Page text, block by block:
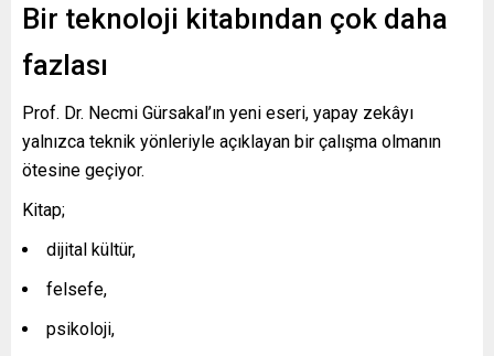
Bir teknoloji kitabından çok daha
fazlası
Prof. Dr. Necmi Gürsakal’ın yeni eseri, yapay zekâyı
yalnızca teknik yönleriyle açıklayan bir çalışma olmanın
ötesine geçiyor.
Kitap;
dijital kültür,
felsefe,
psikoloji,